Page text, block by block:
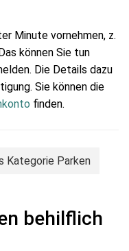
Minute vornehmen, z.
können Sie tun
Die Details dazu
Sie können die
finden.
Kategorie Parken
behilflich